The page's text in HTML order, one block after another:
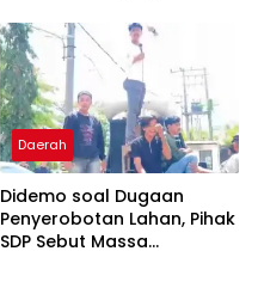
Daerah
Didemo soal Dugaan
Penyerobotan Lahan, Pihak
SDP Sebut Massa